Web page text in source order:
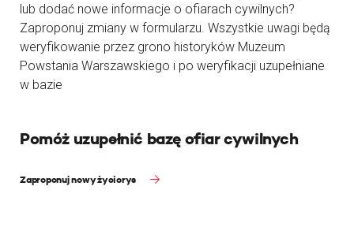
lub dodać nowe informacje o ofiarach cywilnych?
Zaproponuj zmiany w formularzu. Wszystkie uwagi będą
weryfikowanie przez grono historyków Muzeum
Powstania Warszawskiego i po weryfikacji uzupełniane
w bazie
Pomóż uzupełnić bazę ofiar cywilnych
Zaproponuj nowy życiorys